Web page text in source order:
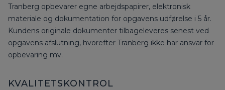
Tranberg opbevarer egne arbejdspapirer, elektronisk
materiale og dokumentation for opgavens udførelse i 5 år.
Kundens originale dokumenter tilbageleveres senest ved
opgavens afslutning, hvorefter Tranberg ikke har ansvar for
opbevaring mv.
KVALITETSKONTROL